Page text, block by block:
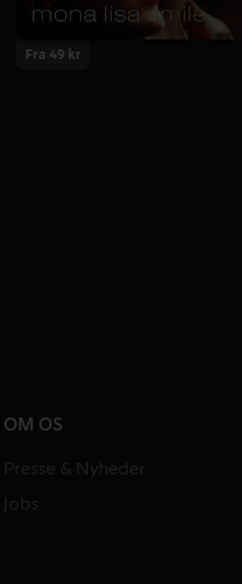
Fra 49 kr
OM OS
Presse & Nyheder
Jobs